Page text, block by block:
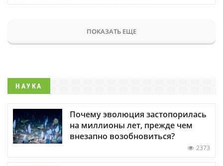
ПОКАЗАТЬ ЕЩЕ
НАУКА
Почему эволюция застопорилась
на миллионы лет, прежде чем
внезапно возобновиться?
2373